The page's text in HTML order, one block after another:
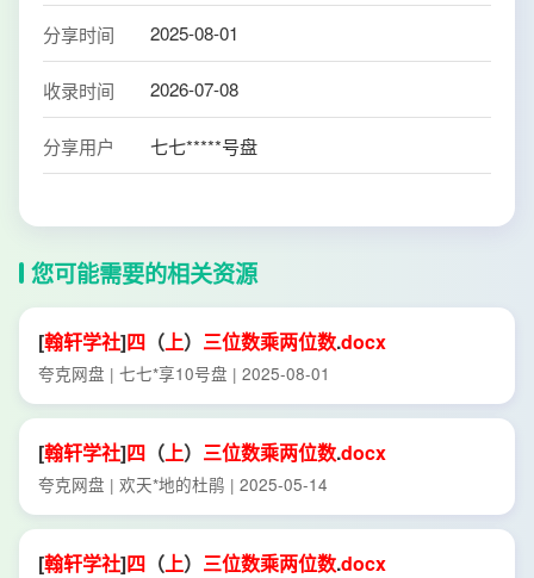
分享时间 2025-08-01
收录时间 2026-07-08
分享用户 七七*****号盘
您可能需要的相关资源
[翰轩学社]四 （上） 三位数乘两位数.docx
夸克网盘 | 七七*享10号盘 | 2025-08-01
[翰轩学社]四 （上） 三位数乘两位数.docx
夸克网盘 | 欢天*地的杜鹃 | 2025-05-14
[翰轩学社]四 （上） 三位数乘两位数.docx